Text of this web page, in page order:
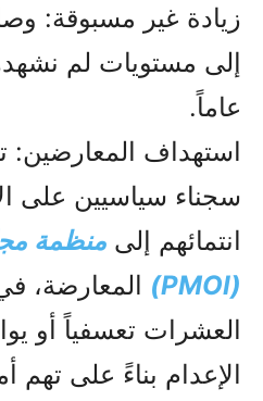
زيادة غير مسبوقة:
إلى مستويات لم
عاماً.
استهداف المعارضين:
سجناء سياسيين على
انتمائهم إلى منظمة
(PMOI)
المعارضة،
العشرات تعسفياً أو
الإعدام بناءً على